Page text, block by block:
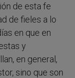
de esta fe
de fieles a lo
en que en
y
en general,
sino que son